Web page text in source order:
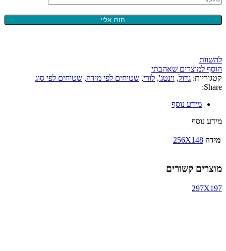
להשוות
הוסף למוצרים שאהבתי
קטגוריות: גדול, וינטג', לורי, שטיחים לפי מידה, שטיחים לפי סוג
Share:
מידע נוסף
מידע נוסף
מידה 256X148
מוצרים קשורים
297X197